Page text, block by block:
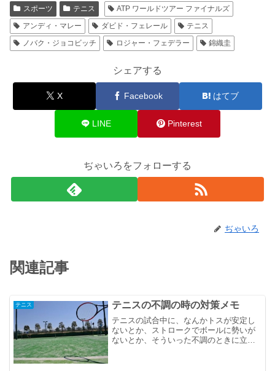
スポーツ テニス
ATP ワールドツアー ファイナルズ
アンディ・マレー
ダビド・フェレール
テニス
ノバク・ジョコビッチ
ロジャー・フェデラー 錦織圭
シェアする
X Facebook はてブ
LINE Pinterest
ぢゃいろをフォローする
ぢゃいろ
関連記事
テニス テニスの不調の時の対策メモ
テニスの試合中に、なんかトスが安定し
ないとか、ストロークでボールに勢いが
ないとか、そういった不調のときに立て